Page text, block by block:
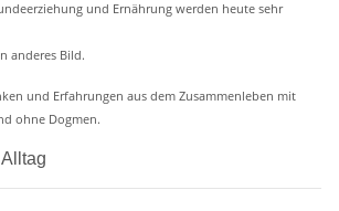
und Ernährung werden heute sehr
anderes Bild.
und Erfahrungen aus dem Zusammenleben mit
ohne Dogmen.